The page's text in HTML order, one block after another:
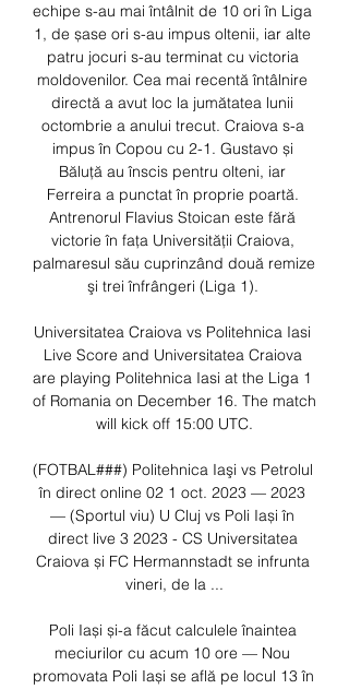
echipe s-au mai întâlnit de 10 ori în Liga
1, de șase ori s-au impus oltenii, iar alte
patru jocuri s-au terminat cu victoria
moldovenilor. Cea mai recentă întâlnire
directă a avut loc la jumătatea lunii
octombrie a anului trecut. Craiova s-a
impus în Copou cu 2-1. Gustavo și
Băluță au înscis pentru olteni, iar
Ferreira a punctat în proprie poartă.
Antrenorul Flavius Stoican este fără
victorie în faţa Universităţii Craiova,
palmaresul său cuprinzând două remize
şi trei înfrângeri (Liga 1).
Universitatea Craiova vs Politehnica Iasi
Live Score and Universitatea Craiova
are playing Politehnica Iasi at the Liga 1
of Romania on December 16. The match
will kick off 15:00 UTC.
(FOTBAL###) Politehnica Iaşi vs Petrolul
în direct online 02 1 oct. 2023 — 2023
— (Sportul viu) U Cluj vs Poli Iași în
direct live 3 2023 - CS Universitatea
Craiova și FC Hermannstadt se infrunta
vineri, de la ...
Poli Iași și-a făcut calculele înaintea
meciurilor cu acum 10 ore — Nou
promovata Poli Iași se află pe locul 13 în